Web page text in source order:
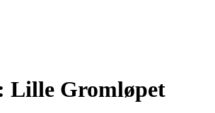
Lille Gromløpet